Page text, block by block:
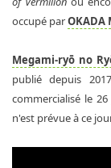
occupé parOKADA
Megami-ryō no
publié depuis
commercialisé le
n'est prévue à ce